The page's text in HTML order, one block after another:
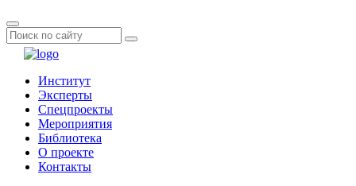
Институт
Эксперты
Спецпроекты
Мероприятия
Библиотека
О проекте
Контакты